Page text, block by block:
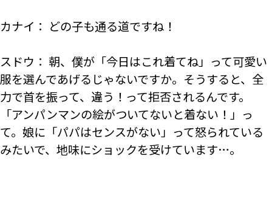
カナイ： どの子も通る道ですね！
スドウ： 朝、僕が「今日はこれ着てね」って可愛い
服を選んであげるじゃないですか。そうすると、全
力で首を振って、違う！って拒否されるんです。
「アンパンマンの絵がついてないと着ない！」っ
て。娘に「パパはセンスがない」って怒られている
みたいで、地味にショックを受けています…。